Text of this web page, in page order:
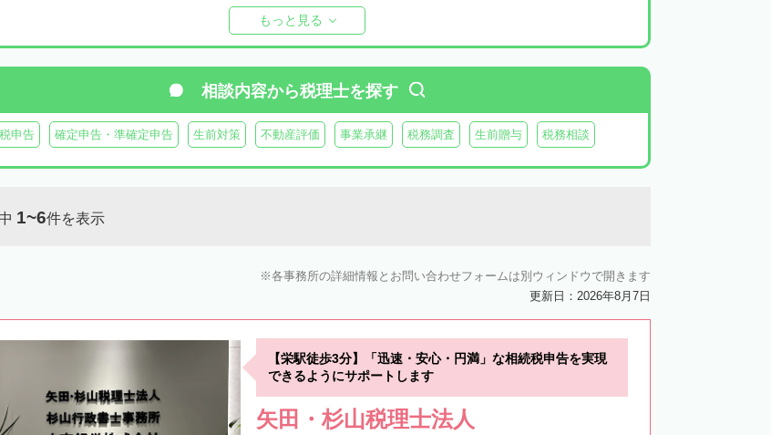
もっと見る
相談内容から税理士を探す
申告 確定申告・準確定申告 生前対策 不動産評価 事業承継 税務調査 生前贈与 税務相談
1~6件を表示
各事務所の詳細情報とお問い合わせフォームは別ウィンドウで開きます
更新日：2026年8月7日
【栄駅徒歩3分】「迅速・安心・円満」な相続税申告を実現
できるようにサポートします
矢田・杉山税理士法人